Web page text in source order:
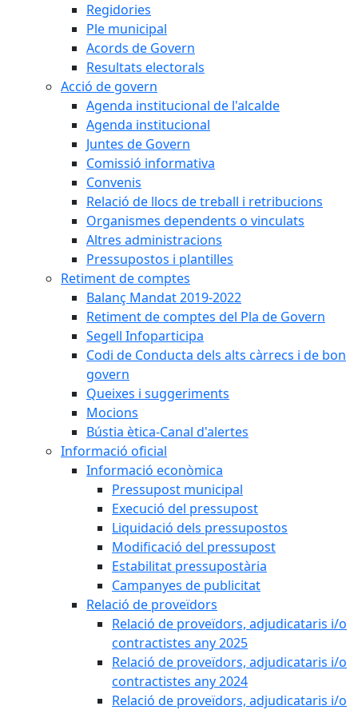
Regidories
Ple municipal
Acords de Govern
Resultats electorals
Acció de govern
Agenda institucional de l'alcalde
Agenda institucional
Juntes de Govern
Comissió informativa
Convenis
Relació de llocs de treball i retribucions
Organismes dependents o vinculats
Altres administracions
Pressupostos i plantilles
Retiment de comptes
Balanç Mandat 2019-2022
Retiment de comptes del Pla de Govern
Segell Infoparticipa
Codi de Conducta dels alts càrrecs i de bon
govern
Queixes i suggeriments
Mocions
Bústia ètica-Canal d'alertes
Informació oficial
Informació econòmica
Pressupost municipal
Execució del pressupost
Liquidació dels pressupostos
Modificació del pressupost
Estabilitat pressupostària
Campanyes de publicitat
Relació de proveïdors
Relació de proveïdors, adjudicataris i/o
contractistes any 2025
Relació de proveïdors, adjudicataris i/o
contractistes any 2024
Relació de proveïdors, adjudicataris i/o